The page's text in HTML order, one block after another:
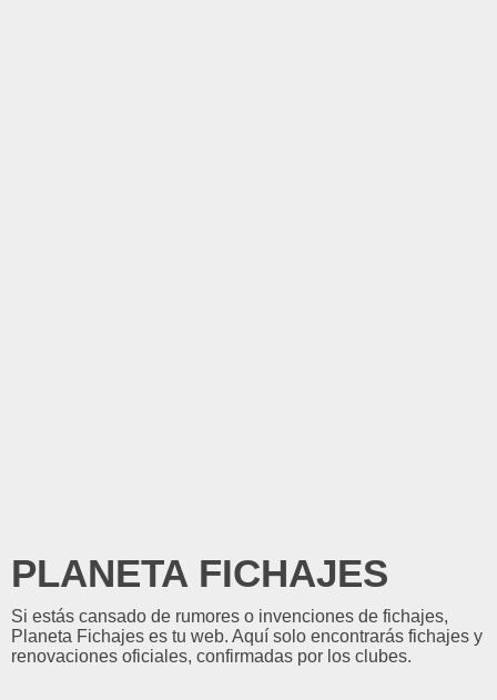
PLANETA FICHAJES
Si estás cansado de rumores o invenciones de fichajes,
Planeta Fichajes es tu web. Aquí solo encontrarás fichajes y
renovaciones oficiales, confirmadas por los clubes.